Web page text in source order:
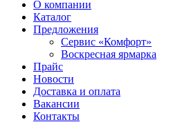
О компании
Каталог
Предложения
Сервис «Комфорт»
Воскресная ярмарка
Прайс
Новости
Доставка и оплата
Вакансии
Контакты